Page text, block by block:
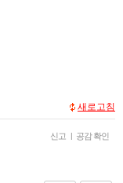
새로고침
신고 | 공감 확인